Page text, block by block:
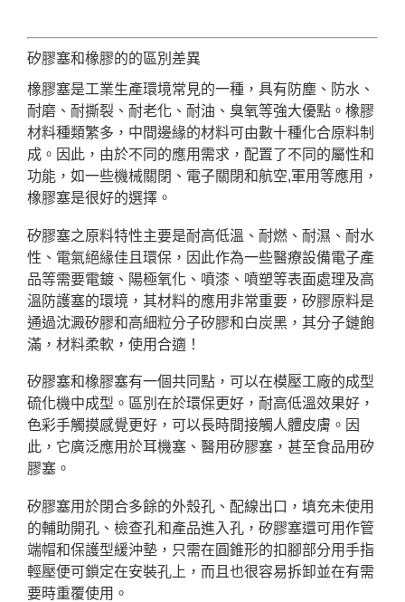
矽膠塞和橡膠的的區別差異
橡膠塞是工業生產環境常見的一種，具有防塵、防水、
耐磨、耐撕裂、耐老化、耐油、臭氧等強大優點。橡膠
材料種類繁多，中間邊緣的材料可由數十種化合原料制
成。因此，由於不同的應用需求，配置了不同的屬性和
功能，如一些機械關閉、電子關閉和航空,軍用等應用，
橡膠塞是很好的選擇。
矽膠塞之原料特性主要是耐高低溫、耐燃、耐濕、耐水
性、電氣絕緣佳且環保，因此作為一些醫療設備電子產
品等需要電鍍、陽極氧化、噴漆、噴塑等表面處理及高
溫防護塞的環境，其材料的應用非常重要，矽膠原料是
通過沈澱矽膠和高細粒分子矽膠和白炭黑，其分子鏈飽
滿，材料柔軟，使用合適！
矽膠塞和橡膠塞有一個共同點，可以在模壓工廠的成型
硫化機中成型。區別在於環保更好，耐高低溫效果好，
色彩手觸摸感覺更好，可以長時間接觸人體皮膚。因
此，它廣泛應用於耳機塞、醫用矽膠塞，甚至食品用矽
膠塞。
矽膠塞用於閉合多餘的外殼孔、配線出口，填充未使用
的輔助開孔、檢查孔和產品進入孔，矽膠塞還可用作管
端帽和保護型緩沖墊，只需在圓錐形的扣腳部分用手指
輕壓便可鎖定在安裝孔上，而且也很容易拆卸並在有需
要時重覆使用。